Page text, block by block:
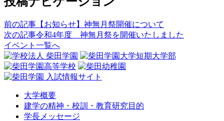
前の記事 【お知らせ】神無月祭開催について
次の記事令和4年度 神無月祭を開催いたしました
イベント一覧へ
大学概要
建学の精神・校訓・教育研究目的
学長メッセージ